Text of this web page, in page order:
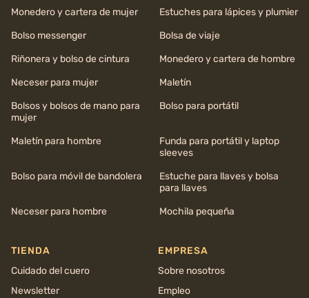
Monedero y cartera de mujer
Estuches para lápices y plumier
Bolso messenger
Bolsa de viaje
Riñonera y bolso de cintura
Monedero y cartera de hombre
Neceser para mujer
Maletín
Bolsos y bolsos de mano para
mujer
Bolso para portátil
Maletín para hombre
Funda para portátil y laptop
sleeves
Bolso para móvil de bandolera
Estuche para llaves y bolsa
para llaves
Neceser para hombre
Mochila pequeña
TIENDA
Cuidado del cuero
Newsletter
EMPRESA
Sobre nosotros
Empleo